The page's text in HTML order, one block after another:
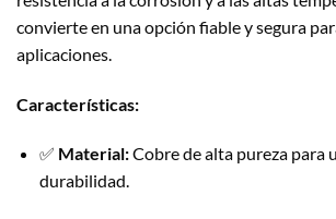
convierte en una opción fiable y segura
aplicaciones.
Características:
✅ Material:Cobre de alta pureza para
durabilidad.